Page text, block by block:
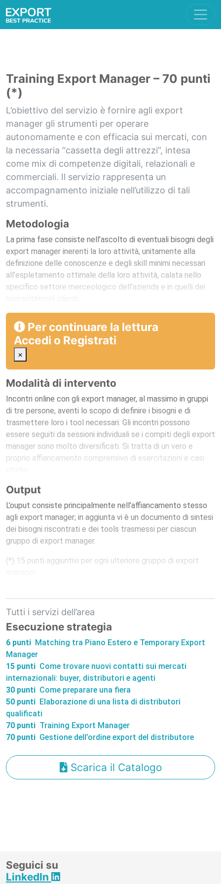
Tutti i servizi dell’area
Esecuzione strategia
6 punti Matching tra Piano Estero e Temporary Export
Manager
15 punti Come trovare nuovi contatti sui mercati
internazionali: buyer, distributori e agenti
30 punti Come preparare una fiera
50 punti Elaborazione di una lista di distributori
qualificati
70 punti Training Export Manager
70 punti Gestione dell’ordine export del distributore
Scarica il Catalogo
Training Export Manager – 70 punti
(*)
L’obiettivo del servizio è fornire agli export
manager gli strumenti per operare
autonomamente e con efficacia sui mercati, con
la necessaria “cassetta degli attrezzi”, intesa
come mix di competenze digitali, relazionali e
commerciali. Il servizio rappresenta un
accompagnamento iniziale nell’utilizzo di tali
strumenti.
Metodologia
La prima fase consiste nell’ascolto di eventuali bisogni degli
export manager inerenti la loro attività, unitamente alla
definizione delle conoscenze e degli skill minimi necessari
all’espletamento ottimale della loro attività, calata nello
specifico settore merceologico dell’azienda e in quelli dei
Per continuare la lettura
Accedi o Registrati
×
Modalità di intervento
Incontri online con gli export manager, al massimo in gruppi
di tre persone, aventi lo scopo di definire i bisogni e di
trasmettere loro i tool necessari. Gli incontri possono
essere seguiti da sessioni individuali se i compiti degli export
manager sono molto diversificati. Si tratta di un vero e
proprio affiancamento comprensivo di esercitazioni e casi
Output
L’ouput consiste principalmente nell’affiancamento stesso
agli export manager; in aggiunta vi è un documento di sintesi
dei bisogni riscontrati e dei tools trasmessi per ciascun
gruppo di export manager.
(*) 15 punti aggiuntivi per ogni ulteriore gruppo di export
Seguici su
LinkedIn